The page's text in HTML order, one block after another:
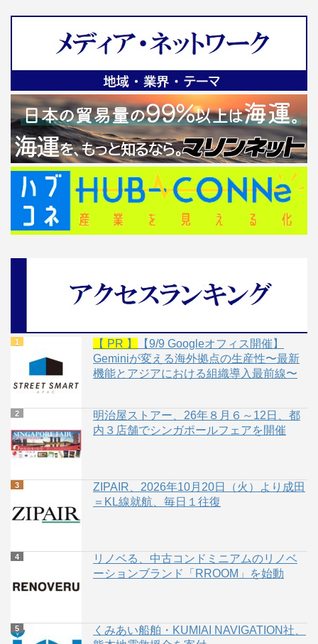
【 PR 】
【9/9 Googleオフィス開催】
Geminiが変える海外拠点の生産性〜最新
機能とアジアにおける組織導入最前線〜
明治屋ストアー、26年８月６～12日、都
内３店舗でシンガポールフェアを開催
ZIPAIR、2026年10月20日（火）より成田
＝KL線就航、毎日１往復
リノベる、中古コンドミニアムのリノベ
ーションブランド「RROOM」を始動
くみあい船舶・KUMIAI NAVIGATION社、